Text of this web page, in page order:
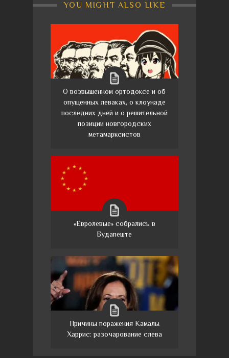
YOU MIGHT ALSO LIKE
О возвышенном ортодоксе и об
опущенных леваках, о клоунаде
последних дней и о решительной
позиции новгородских
метамарксистов
«Евролевые» собрались в
Будапеште
Причины поражения Камалы
Харрис: разочарование слева